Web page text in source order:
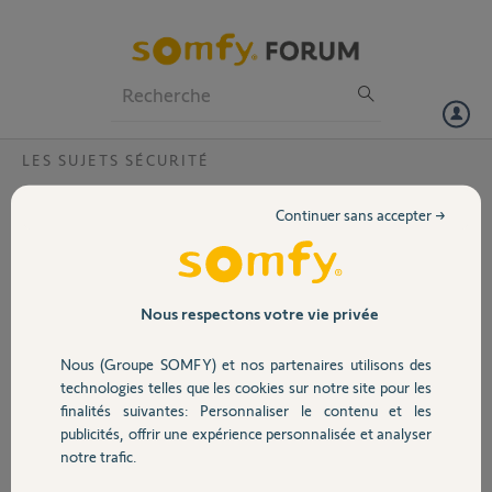
Volet
Sécurité
Domotique
LES SUJETS SÉCURITÉ
Rétro Eclairage Clavier code Somfy Keys ?
Mon clavier à code Somfy Keys consomme très rapidement les piles
depuis le dernier changement. Cela est lié au fait que le rétro-
éclairage est activé constamment.
J'ai fait des recherches sur le forum et effectué les manipulations
enlever puis remettre les piles
reset du clavier
suppression du clavier dans l'interface puis ajout à nouveau
Nous respectons votre vie privée
Nous (Groupe SOMFY) et nos partenaires utilisons des
technologies telles que les cookies sur notre site pour les
finalités suivantes: Personnaliser le contenu et les
publicités, offrir une expérience personnalisée et analyser
notre trafic.
Continuer sans accepter →